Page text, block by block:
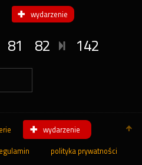
wydarzenie
81 82 142
wydarzenie
polityka prywatności